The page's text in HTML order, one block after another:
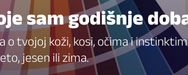
sam godišnje
o tvojoj koži, kosi, očima i
jesen ili zima.